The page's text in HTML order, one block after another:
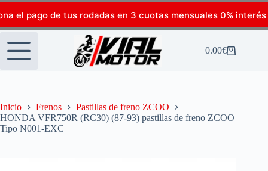
el pago de tus rodadas en 3 cuotas mensuales 0% interés
0.00€
Inicio Frenos
Pastillas de freno ZCOO
HONDA VFR750R (RC30) (87-93) pastillas de freno ZCOO
Tipo N001-EXC